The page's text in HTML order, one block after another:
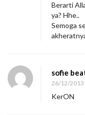
Berarti
ya? Hhe..
Semoga
sofie
26/12/2013
KerON